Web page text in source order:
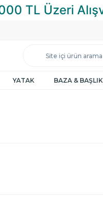
YATAK BAZA & BAŞLIK